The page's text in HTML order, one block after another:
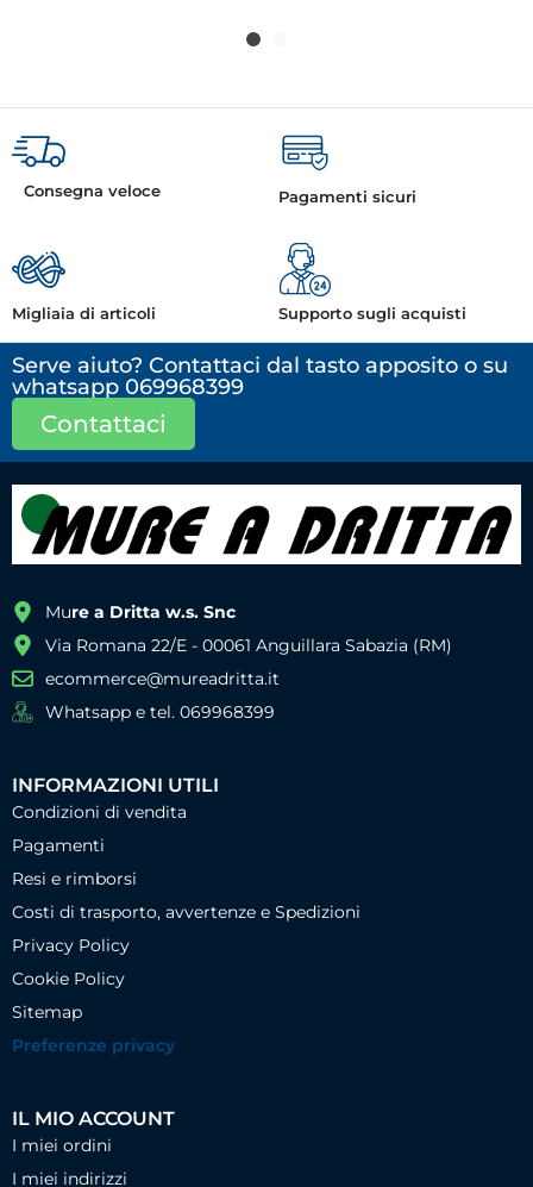
Consegna veloce Pagamenti sicuri
Migliaia di articoli Supporto sugli acquisti
Serve aiuto? Contattaci dal tasto apposito o su
whatsapp 069968399
Contattaci
Mure a Dritta w.s. Snc
Via Romana 22/E - 00061 Anguillara Sabazia (RM)
ecommerce@mureadritta.it
Whatsapp e tel. 069968399
INFORMAZIONI UTILI
Condizioni di vendita
Pagamenti
Resi e rimborsi
Costi di trasporto, avvertenze e Spedizioni
Privacy Policy
Cookie Policy
Sitemap
Preferenze privacy
IL MIO ACCOUNT
I miei ordini
I miei indirizzi